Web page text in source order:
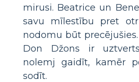
mirusi. Beatrice un
savu mīlestību pret
nodomu būt
Don Džons ir
nolemj gaidīt, kamēr
sodīt.